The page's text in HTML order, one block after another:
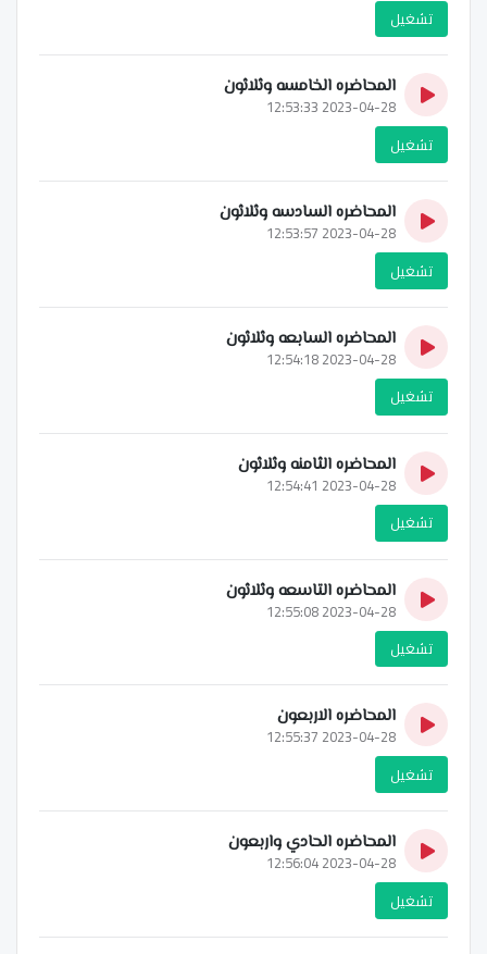
تشغيل
المحاضره الخامسه وثلاثون
2023-04-28 12:53:33
تشغيل
المحاضره السادسه وثلاثون
2023-04-28 12:53:57
تشغيل
المحاضره السابعه وثلاثون
2023-04-28 12:54:18
تشغيل
المحاضره الثامنه وثلاثون
2023-04-28 12:54:41
تشغيل
المحاضره التاسعه وثلاثون
2023-04-28 12:55:08
تشغيل
المحاضره الاربعون
2023-04-28 12:55:37
تشغيل
المحاضره الحادي واربعون
2023-04-28 12:56:04
تشغيل